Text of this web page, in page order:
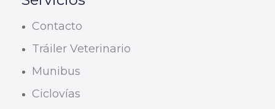
Contacto
Tráiler Veterinario
Munibus
Ciclovías